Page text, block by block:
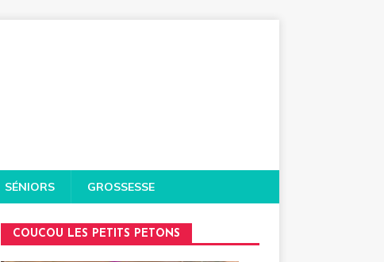
SÉNIORS GROSSESSE
COUCOU LES PETITS PETONS